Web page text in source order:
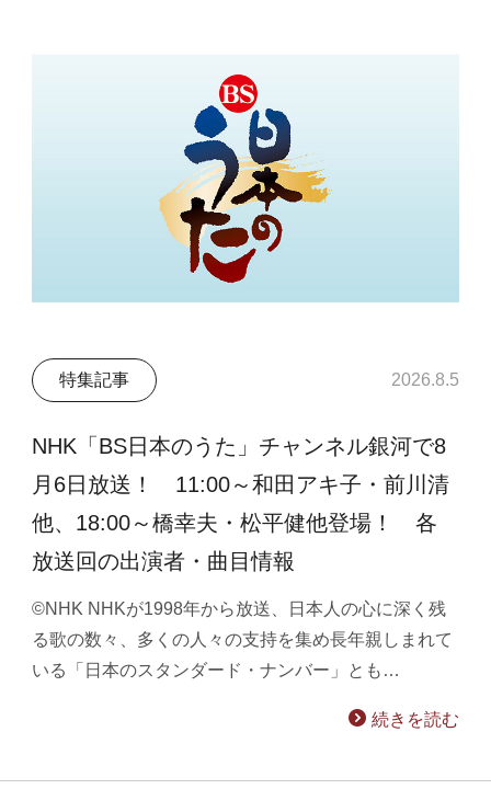
特集記事 2026.8.5
NHK「BS日本のうた」チャンネル銀河で8
月6日放送！ 11:00～和田アキ子・前川清
他、18:00～橋幸夫・松平健他登場！ 各
放送回の出演者・曲目情報
©NHK NHKが1998年から放送、日本人の心に深く残
る歌の数々、多くの人々の支持を集め長年親しまれて
いる「日本のスタンダード・ナンバー」とも…
続きを読む